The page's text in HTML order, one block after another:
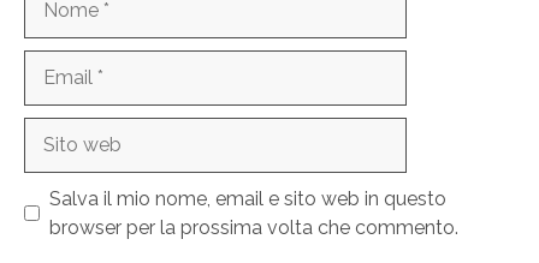
web
Salva il mio nome, email e sito web in questo
browser per la prossima volta che commento.